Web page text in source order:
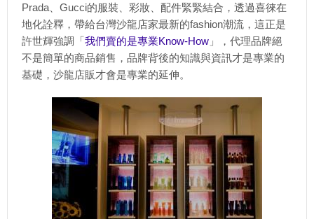
Prada、Gucci的服裝、彩妝、配件緊緊結合，透過喜徠在
地化詮釋，帶給台灣沙龍店家最新的fashion潮流，這正是
許世輝強調「我們賣的是專業Know-How 」，代理品牌絕
不是簡單的商品銷售，品牌背後的知識與資訊才是專業的
基礎，沙龍店販才會是專業的延伸。